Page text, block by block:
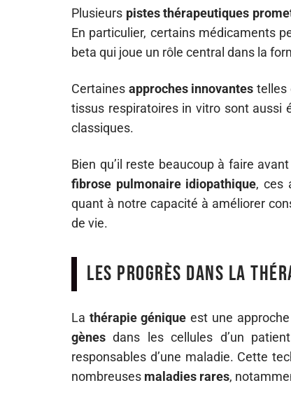
Plusieurs pistes thérapeutiques
En particulier, certains médicaments
beta qui joue un rôle central dans la
Certaines approches innovantes telles
tissus respiratoires in vitro sont aussi
classiques.
Bien qu’il reste beaucoup à faire
fibrose pulmonaire idiopathique, ces
quant à notre capacité à améliorer
de vie.
Les progrès dans la
La thérapie génique est une
gènes dans les cellules d’un
responsables d’une maladie. Cette
nombreuses maladies rares,